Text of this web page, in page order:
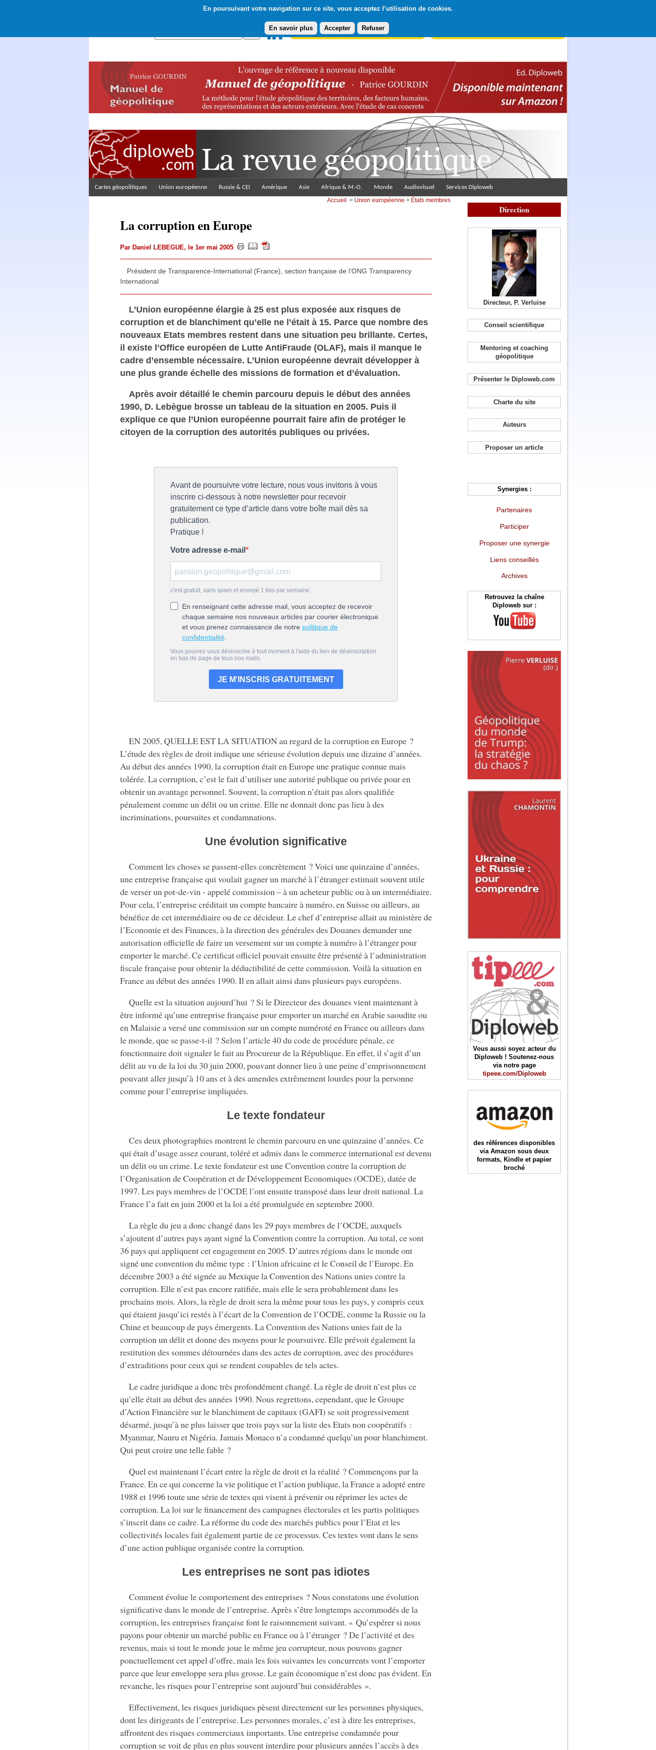
En poursuivant votre navigation sur ce site, vous acceptez l’utilisation de cookies.
En savoir plus Accepter Refuser
Abonnement gratuit à la Lettre du Diploweb
Cartes géopolitiques Union européenne Russie & CEI Amérique Asie Afrique & M.-O. Monde Audiovisuel Services Diploweb
Accueil > Union européenne > États membres
La corruption en Europe
Par Daniel LEBEGUE, le 1er mai 2005
Président de Transparence-International (France), section française de l’ONG Transparency
International
L’Union européenne élargie à 25 est plus exposée aux risques de
corruption et de blanchiment qu’elle ne l’était à 15. Parce que nombre des
nouveaux Etats membres restent dans une situation peu brillante. Certes,
il existe l’Office européen de Lutte AntiFraude (OLAF), mais il manque le
cadre d’ensemble nécessaire. L’Union européenne devrait développer à
une plus grande échelle des missions de formation et d’évaluation.
Après avoir détaillé le chemin parcouru depuis le début des années
1990, D. Lebègue brosse un tableau de la situation en 2005. Puis il
explique ce que l’Union européenne pourrait faire afin de protéger le
citoyen de la corruption des autorités publiques ou privées.
EN 2005, QUELLE EST LA SITUATION au regard de la corruption en Europe ?
L’étude des règles de droit indique une sérieuse évolution depuis une dizaine d’années.
Au début des années 1990, la corruption était en Europe une pratique connue mais
tolérée. La corruption, c’est le fait d’utiliser une autorité publique ou privée pour en
obtenir un avantage personnel. Souvent, la corruption n’était pas alors qualifiée
pénalement comme un délit ou un crime. Elle ne donnait donc pas lieu à des
incriminations, poursuites et condamnations.
Une évolution significative
Comment les choses se passent-elles concrètement ? Voici une quinzaine d’années,
une entreprise française qui voulait gagner un marché à l’étranger estimait souvent utile
de verser un pot-de-vin - appelé commission – à un acheteur public ou à un intermédiaire.
Pour cela, l’entreprise créditait un compte bancaire à numéro, en Suisse ou ailleurs, au
bénéfice de cet intermédiaire ou de ce décideur. Le chef d’entreprise allait au ministère de
l’Economie et des Finances, à la direction des générales des Douanes demander une
autorisation officielle de faire un versement sur un compte à numéro à l’étranger pour
emporter le marché. Ce certificat officiel pouvait ensuite être présenté à l’administration
fiscale française pour obtenir la déductibilité de cette commission. Voilà la situation en
France au début des années 1990. Il en allait ainsi dans plusieurs pays européens.
Quelle est la situation aujourd’hui ? Si le Directeur des douanes vient maintenant à
être informé qu’une entreprise française pour emporter un marché en Arabie saoudite ou
en Malaisie a versé une commission sur un compte numéroté en France ou ailleurs dans
le monde, que se passe-t-il ? Selon l’article 40 du code de procédure pénale, ce
fonctionnaire doit signaler le fait au Procureur de la République. En effet, il s’agit d’un
délit au vu de la loi du 30 juin 2000, pouvant donner lieu à une peine d’emprisonnement
pouvant aller jusqu’à 10 ans et à des amendes extrêmement lourdes pour la personne
comme pour l’entreprise impliquées.
Le texte fondateur
Ces deux photographies montrent le chemin parcouru en une quinzaine d’années. Ce
qui était d’usage assez courant, toléré et admis dans le commerce international est devenu
un délit ou un crime. Le texte fondateur est une Convention contre la corruption de
l’Organisation de Coopération et de Développement Economiques (OCDE), datée de
1997. Les pays membres de l’OCDE l’ont ensuite transposé dans leur droit national. La
France l’a fait en juin 2000 et la loi a été promulguée en septembre 2000.
La règle du jeu a donc changé dans les 29 pays membres de l’OCDE, auxquels
s’ajoutent d’autres pays ayant signé la Convention contre la corruption. Au total, ce sont
36 pays qui appliquent cet engagement en 2005. D’autres régions dans le monde ont
signé une convention du même type : l’Union africaine et le Conseil de l’Europe. En
décembre 2003 a été signée au Mexique la Convention des Nations unies contre la
corruption. Elle n’est pas encore ratifiée, mais elle le sera probablement dans les
prochains mois. Alors, la règle de droit sera la même pour tous les pays, y compris ceux
qui étaient jusqu’ici restés à l’écart de la Convention de l’OCDE, comme la Russie ou la
Chine et beaucoup de pays émergents. La Convention des Nations unies fait de la
corruption un délit et donne des moyens pour le poursuivre. Elle prévoit également la
restitution des sommes détournées dans des actes de corruption, avec des procédures
d’extraditions pour ceux qui se rendent coupables de tels actes.
Le cadre juridique a donc très profondément changé. La règle de droit n’est plus ce
qu’elle était au début des années 1990. Nous regrettons, cependant, que le Groupe
d’Action Financière sur le blanchiment de capitaux (GAFI) se soit progressivement
désarmé, jusqu’à ne plus laisser que trois pays sur la liste des Etats non coopératifs :
Myanmar, Nauru et Nigéria. Jamais Monaco n’a condamné quelqu’un pour blanchiment.
Qui peut croire une telle fable ?
Quel est maintenant l’écart entre la règle de droit et la réalité ? Commençons par la
France. En ce qui concerne la vie politique et l’action publique, la France a adopté entre
1988 et 1996 toute une série de textes qui visent à prévenir ou réprimer les actes de
corruption. La loi sur le financement des campagnes électorales et les partis politiques
s’inscrit dans ce cadre. La réforme du code des marchés publics pour l’Etat et les
collectivités locales fait également partie de ce processus. Ces textes vont dans le sens
d’une action publique organisée contre la corruption.
Les entreprises ne sont pas idiotes
Comment évolue le comportement des entreprises ? Nous constatons une évolution
significative dans le monde de l’entreprise. Après s’être longtemps accommodés de la
corruption, les entreprises française font le raisonnement suivant. « Qu’espérer si nous
payons pour obtenir un marché public en France ou à l’étranger ? De l’activité et des
revenus, mais si tout le monde joue le même jeu corrupteur, nous pouvons gagner
ponctuellement cet appel d’offre, mais les fois suivantes les concurrents vont l’emporter
parce que leur enveloppe sera plus grosse. Le gain économique n’est donc pas évident. En
revanche, les risques pour l’entreprise sont aujourd’hui considérables ».
Effectivement, les risques juridiques pèsent directement sur les personnes physiques,
dont les dirigeants de l’entreprise. Les personnes morales, c’est à dire les entreprises,
affrontent des risques commerciaux importants. Une entreprise condamnée pour
corruption se voit de plus en plus souvent interdire pour plusieurs années l’accès à des
Direction
Directeur, P. Verluise
Conseil scientifique
Mentoring et coaching
géopolitique
Présenter le Diploweb.com
Charte du site
Auteurs
Proposer un article
Synergies :
Partenaires
Participer
Proposer une synergie
Liens conseillés
Archives
Retrouvez la chaîne
Diploweb sur :
Vous aussi soyez acteur du
Diploweb ! Soutenez-nous
via notre page
tipeee.com/Diploweb
des références disponibles
via Amazon sous deux
formats, Kindle et papier
broché